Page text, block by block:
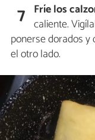
7 Fríe los
caliente.
ponerse dorados
el otro lado.